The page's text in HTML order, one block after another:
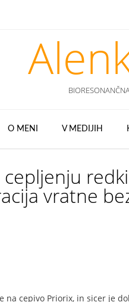
O MENI V MEDIJIH
vratne
cepivo Priorix, in sicer je